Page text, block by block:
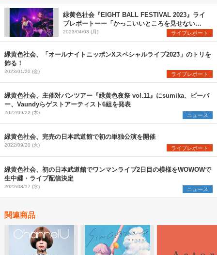
緑黄色社会『EIGHT BALL FESTIVAL 2023』ライ
ブレポートーー「かっこいいところを見せない
と！」歓声が沸き立つ、心の充実感に満ちたステー
ジ
2023/04/03 (月) ライブレポート
緑黄色社会、「オールナイトニッポンXスペシャルライブ2023」のトリを
飾る！
2023/01/20 (金) ライブレポート
緑黄色社会、主催対バンツアー『緑黄色夜祭 vol.11』にsumika、ビーバ
ー、Vaundyらゲストアーティスト6組を発表
2022/09/22 (木) ニュース
緑黄色社会、完売の日本武道館で初の単独公演を開催
2022/09/20 (火) ライブレポート
緑黄色社会、初の日本武道館でワンマンライブ2日目の模様をWOWOWで
生中継・ライブ配信決定
2022/08/17 (水) ニュース
関連商品